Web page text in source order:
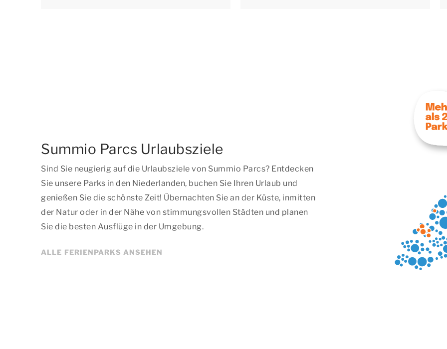
Summio Parcs Urlaubsziele
Sind Sie neugierig auf die Urlaubsziele von Summio Parcs? Entdecken
Sie unsere Parks in den Niederlanden, buchen Sie Ihren Urlaub und
genießen Sie die schönste Zeit! Übernachten Sie an der Küste, inmitten
der Natur oder in der Nähe von stimmungsvollen Städten und planen
Sie die besten Ausflüge in der Umgebung.
ALLE FERIENPARKS ANSEHEN